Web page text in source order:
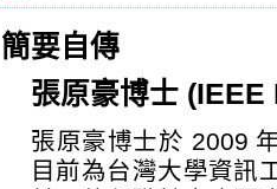
簡要自傳
張原豪博士 (IEEE
張原豪博士於 2009
目前為台灣大學資訊